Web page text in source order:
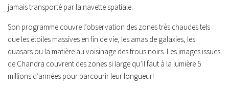
jamais transporté par la navette spatiale.
Son programme couvre l’observation des zones très chaudes tels
que les étoiles massives en fin de vie, les amas de galaxies, les
quasars ou la matière au voisinage des trous noirs. Les images issues
de Chandra couvrent des zones si large qu’il faut à la lumière 5
millions d’années pour parcourir leur longueur!